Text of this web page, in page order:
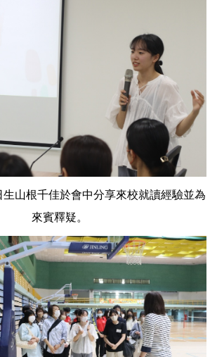
山根千佳於會中分享來校就讀經驗並為
來賓釋疑。